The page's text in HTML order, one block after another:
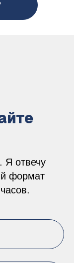
Я отвечу
формат